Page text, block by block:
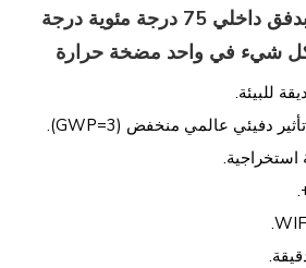
مصدر هواء إلى ماء بدفق داخلي 75 درجة مئوية درجة
استخراجية.